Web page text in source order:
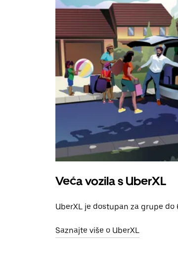
Veća vozila s UberXL
UberXL je dostupan za grupe do
Saznajte više o UberXL